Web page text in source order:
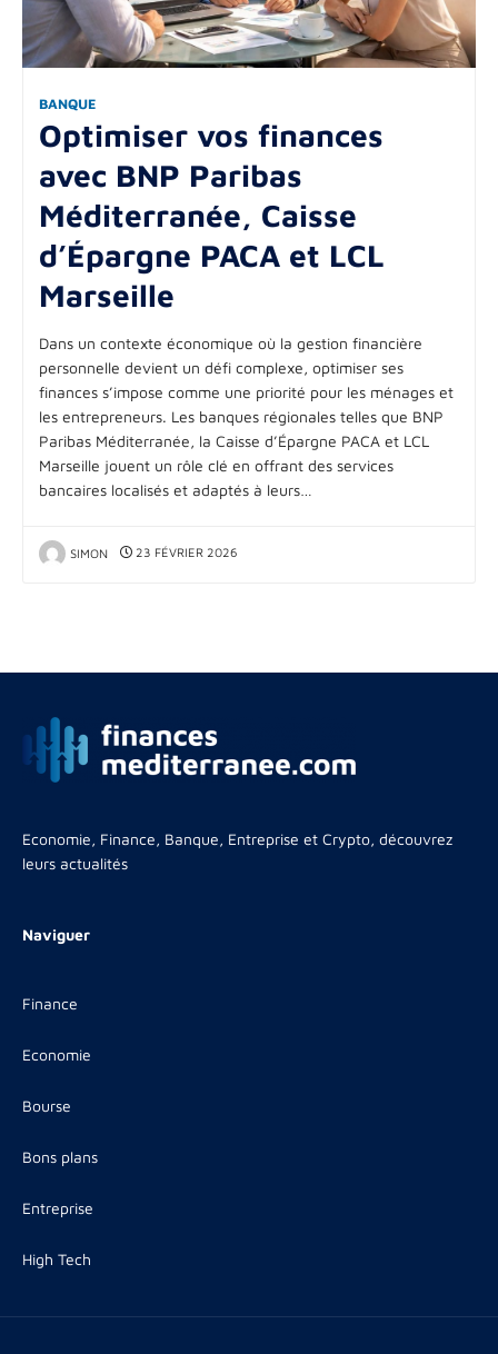
BANQUE
Optimiser vos finances
avec BNP Paribas
Méditerranée, Caisse
d’Épargne PACA et LCL
Marseille
Dans un contexte économique où la gestion financière
personnelle devient un défi complexe, optimiser ses
finances s’impose comme une priorité pour les ménages et
les entrepreneurs. Les banques régionales telles que BNP
Paribas Méditerranée, la Caisse d’Épargne PACA et LCL
Marseille jouent un rôle clé en offrant des services
bancaires localisés et adaptés à leurs…
SIMON 23 FÉVRIER 2026
Economie, Finance, Banque, Entreprise et Crypto, découvrez
leurs actualités
Naviguer
Finance
Economie
Bourse
Bons plans
Entreprise
High Tech